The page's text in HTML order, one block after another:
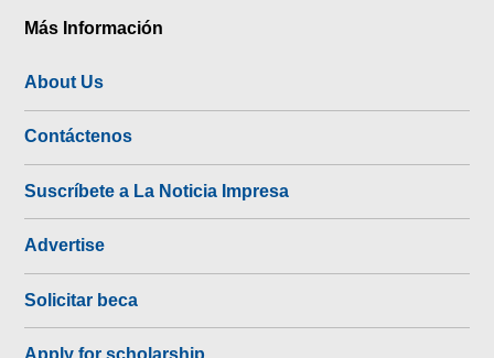
Más Información
About Us
Contáctenos
Suscríbete a La Noticia Impresa
Advertise
Solicitar beca
Apply for scholarship